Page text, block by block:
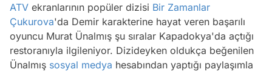
ATV ekranlarının popüler dizisi Bir Zamanlar
Çukurova'da Demir karakterine hayat veren başarılı
oyuncu Murat Ünalmış şu sıralar Kapadokya'da açtığı
restoranıyla ilgileniyor. Dizideyken oldukça beğenilen
Ünalmış sosyal medya hesabından yaptığı paylaşımla